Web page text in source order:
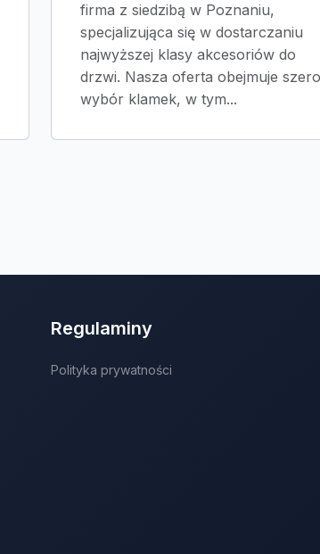
firma z siedzibą w Poznaniu,
specjalizująca się w dostarczaniu
najwyższej klasy akcesoriów do
drzwi. Nasza oferta obejmuje
wybór klamek, w tym...
Regulaminy
Polityka prywatności